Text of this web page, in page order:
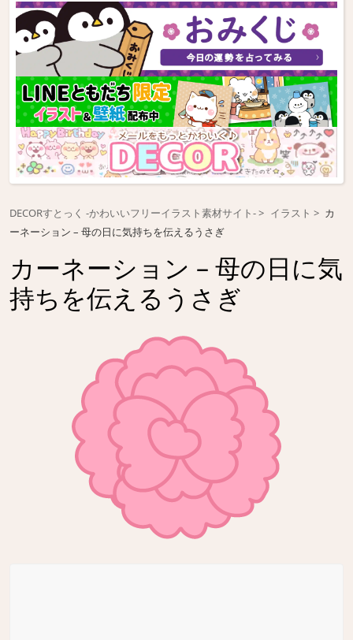
DECORすとっく -かわいいフリーイラスト素材サイト- イラスト
カ
ーネーション – 母の日に気持ちを伝えるうさぎ
カーネーション – 母の日に気
持ちを伝えるうさぎ